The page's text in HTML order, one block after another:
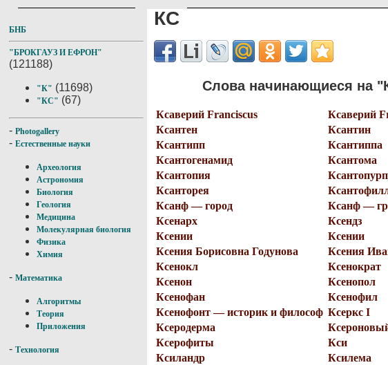
БНБ
"БРОКГАУЗ И ЕФРОН"
(121188)
"К" (11698)
"КС" (67)
- Photogallery
- Естественные науки
Археология
Астрономия
Биология
Геология
Медицина
Молекулярная биология
Физика
Химия
- Математика
Алгоритмы
Теория
Приложения
- Технология
КС
Слова начинающиеся на
Ксаверий Franciscus Ксаверий
Ксантен
Ксантин
Ксантипп
Ксантиппа
Ксантогенамид
Ксантома
Ксантопия
Ксанторея
Ксанф — город
Ксанф —
Ксенарх
Ксендз
Ксении
Ксении
Ксения Борисовна Годунова
Ксения
Ксенокл
Ксенократ
Ксенон
Ксенопол
Ксенофан
Ксенофил
Ксенофонт — историк и философ Ксеркс I
Ксеродерма
Ксерофиты
Кси
Ксиландр
Ксилема